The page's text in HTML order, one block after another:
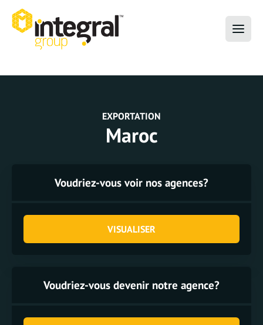
EXPORTATION
Maroc
Voudriez-vous voir nos agences?
VISUALISER
Voudriez-vous devenir notre agence?